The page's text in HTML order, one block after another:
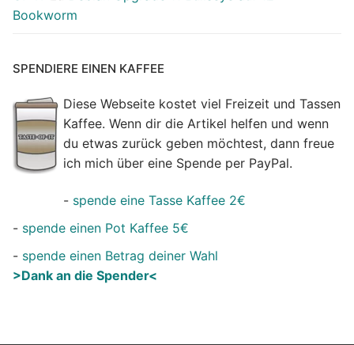
Bookworm
SPENDIERE EINEN KAFFEE
Diese Webseite kostet viel Freizeit und Tassen
Kaffee. Wenn dir die Artikel helfen und wenn
du etwas zurück geben möchtest, dann freue
ich mich über eine Spende per PayPal.
- spende eine Tasse Kaffee 2€
- spende einen Pot Kaffee 5€
- spende einen Betrag deiner Wahl
>Dank an die Spender<